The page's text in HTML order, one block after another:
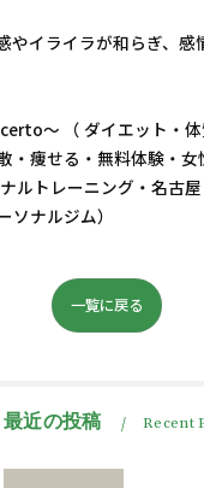
やイライラが和らぎ、感
～ （ ダイエット・
・痩せる・無料体験・女
ルトレーニング・名古
ソナルジム）
一覧に戻る
最近の投稿 Recent